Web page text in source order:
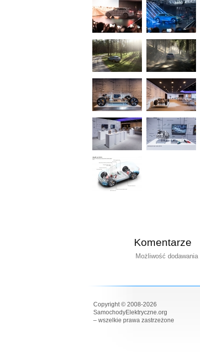
Komentarze
Możliwość
Copyright © 2008-2026
SamochodyElektryczne.org
– wszelkie prawa zastrzeżone